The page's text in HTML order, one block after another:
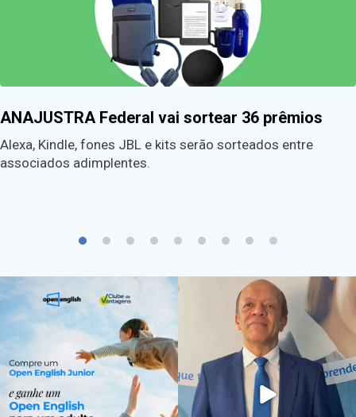
ANAJUSTRA Federal vai sortear 36 prêmios
Alexa, Kindle, fones JBL e kits serão sorteados entre
associados adimplentes.